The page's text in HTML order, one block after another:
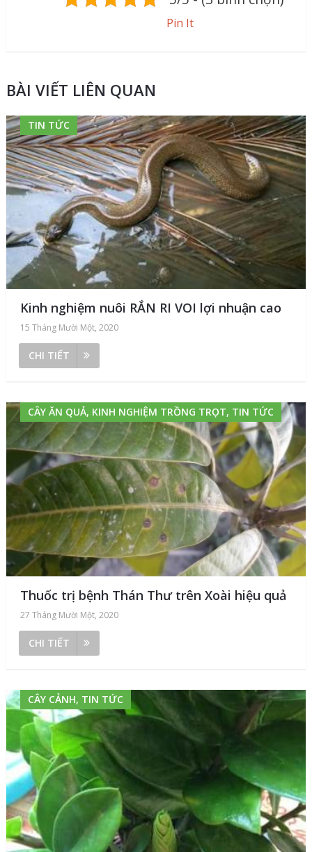
Pin It
BÀI VIẾT LIÊN QUAN
TIN TỨC
Kinh nghiệm nuôi RẮN RI VOI lợi nhuận cao
15 Tháng Mười Một, 2020
CHI TIẾT
CÂY ĂN QUẢ, KINH NGHIỆM TRỒNG TRỌT, TIN TỨC
Thuốc trị bệnh Thán Thư trên Xoài hiệu quả
27 Tháng Mười Một, 2020
CHI TIẾT
CÂY CẢNH, TIN TỨC